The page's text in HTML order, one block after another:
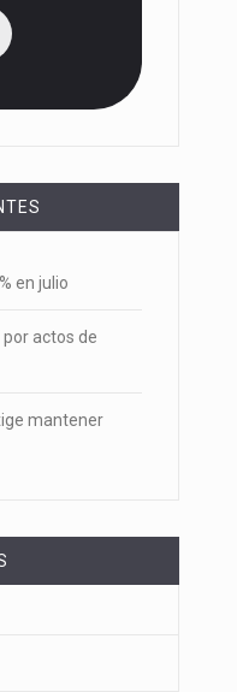
en julio
por actos de
mantener